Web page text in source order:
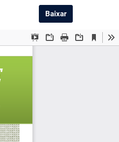
BaixarBaixar PDF